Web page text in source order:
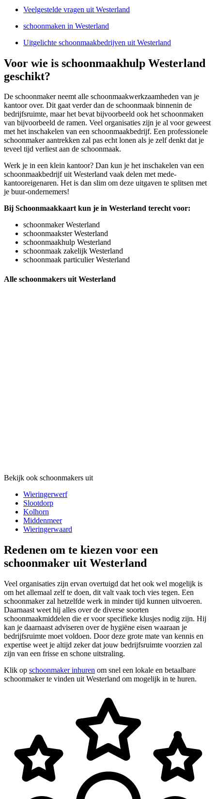
Veelgestelde vragen uit Westerland
schoonmaken in Westerland
Uitgelichte schoonmaakbedrijven uit Westerland
Voor wie is schoonmaakhulp Westerland
geschikt?
De schoonmaker neemt alle schoonmaakwerkzaamheden van je
kantoor over. Dit gaat verder dan de schoonmaak binnenin de
bedrijfsruimte, maar het bevat bijvoorbeeld ook het schoonmaken
van bijvoorbeeld de ramen. Veel organisaties zijn je al voor geweest
met het inschakelen van een schoonmaakbedrijf. Een professionele
schoonmaker aantrekken zal pas echt lonen als je zelf denkt dat je
teveel tijd verliest aan de schoonmaak.
Werk je in een klein kantoor? Dan kun je het inschakelen van een
schoonmaakbedrijf uit Westerland vaak delen met mede-
kantooreigenaren. Het is dan slim om deze uitgaven te splitsen met
je buur-ondernemers!
Bij Schoonmaakkaart kun je in Westerland terecht voor:
schoonmaker Westerland
schoonmaakster Westerland
schoonmaakhulp Westerland
schoonmaak zakelijk Westerland
schoonmaak particulier Westerland
Alle schoonmakers uit Westerland
Bekijk ook schoonmakers uit
Wieringerwerf
Slootdorp
Kolhorn
Middenmeer
Wieringerwaard
Redenen om te kiezen voor een
schoonmaker uit Westerland
Veel organisaties zijn ervan overtuigd dat het ook wel mogelijk is
om het allemaal zelf te doen, dit valt vaak toch vies tegen. Een
schoonmaker zal hetzelfde werk in minder tijd kunnen uitvoeren.
Daarnaast weet hij alles over de diverse soorten
schoonmaakmiddelen die er voor specifieke klusjes nodig zijn. Hij
kan je daarnaast adviseren over de hygiëne eisen waaraan je
bedrijfsruimte moet voldoen. Door deze grote mate van kennis en
expertise weet je altijd zeker dat jouw bedrijfsruimte voorzien zal
zijn van een frisse en schone uitstraling.
Klik op schoonmaker inhuren om snel een lokale en betaalbare
schoonmaker te vinden uit Westerland om mogelijk in te huren.